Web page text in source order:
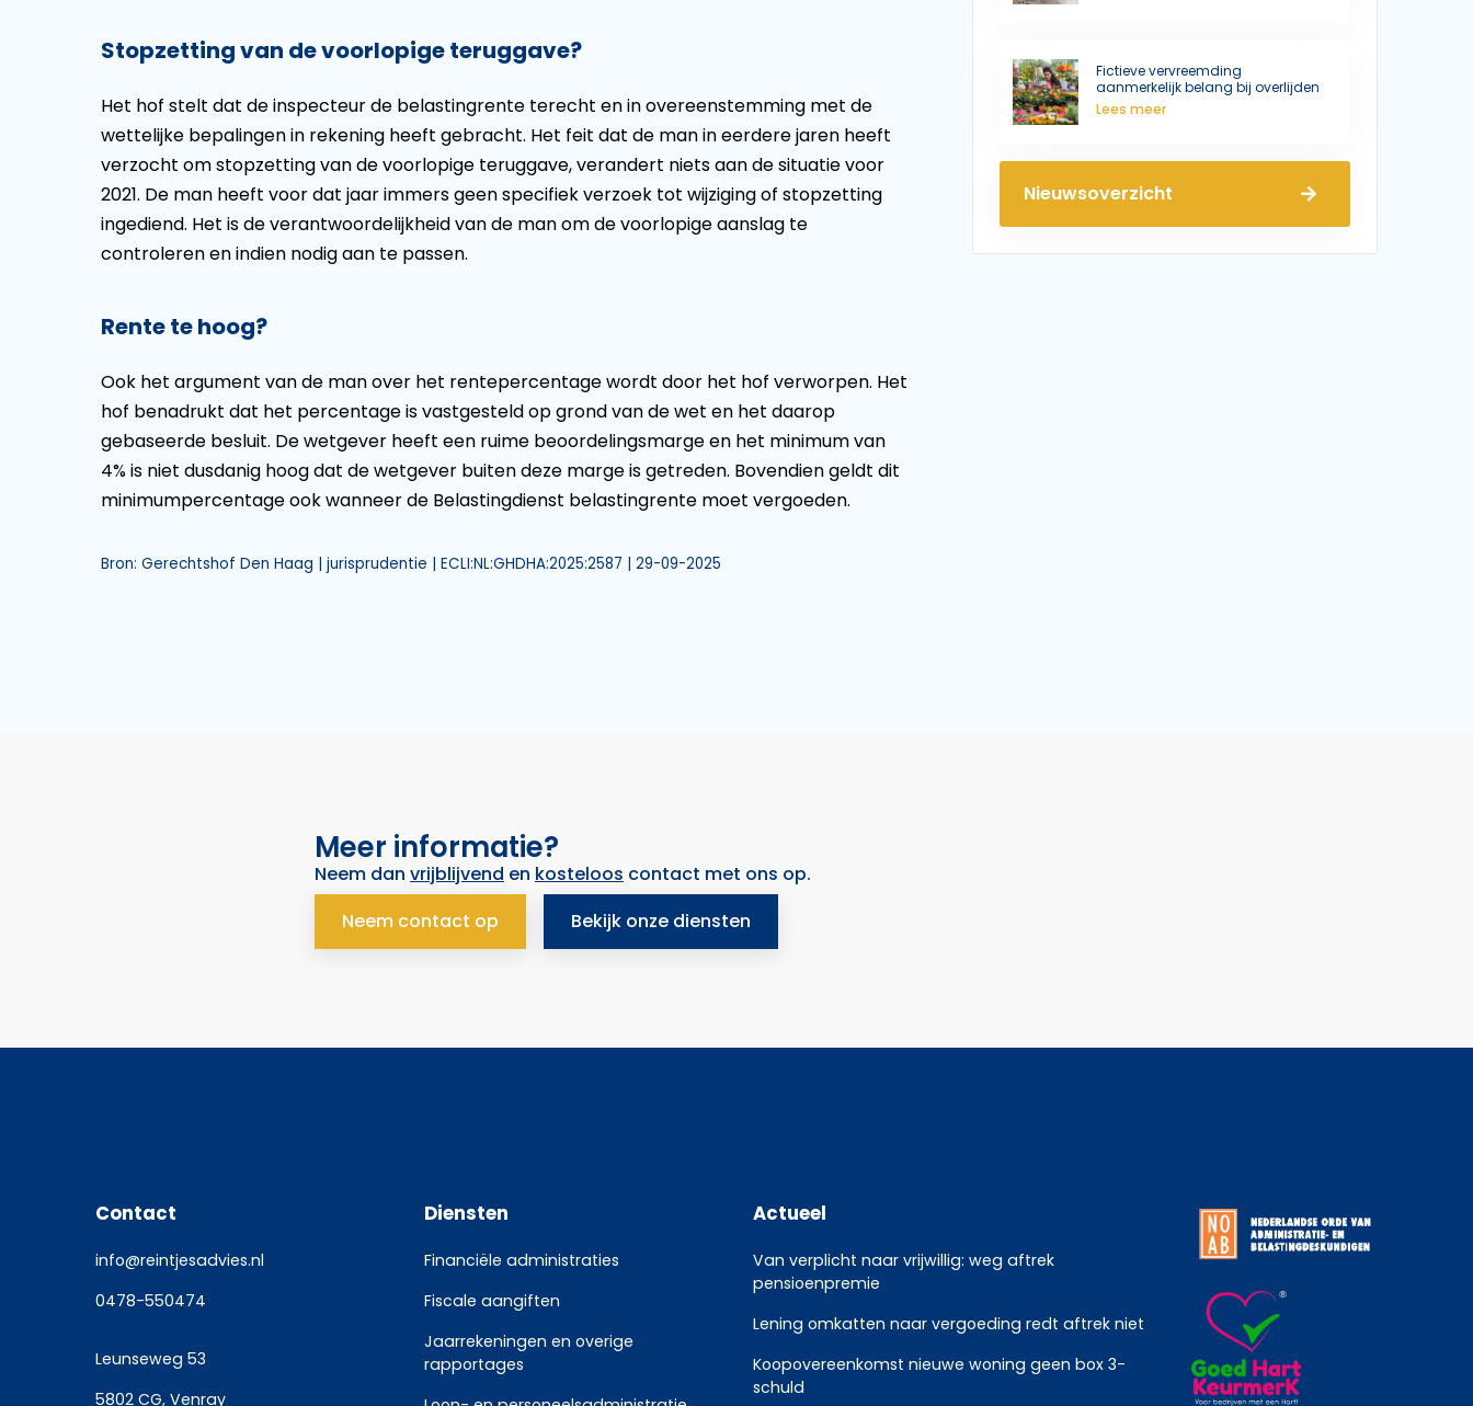
Stopzetting van de voorlopige teruggave?
Het hof stelt dat de inspecteur de belastingrente terecht en in overeenstemming met de
wettelijke bepalingen in rekening heeft gebracht. Het feit dat de man in eerdere jaren heeft
verzocht om stopzetting van de voorlopige teruggave, verandert niets aan de situatie voor
2021. De man heeft voor dat jaar immers geen specifiek verzoek tot wijziging of stopzetting
ingediend. Het is de verantwoordelijkheid van de man om de voorlopige aanslag te
controleren en indien nodig aan te passen.
Rente te hoog?
Ook het argument van de man over het rentepercentage wordt door het hof verworpen. Het
hof benadrukt dat het percentage is vastgesteld op grond van de wet en het daarop
gebaseerde besluit. De wetgever heeft een ruime beoordelingsmarge en het minimum van
4% is niet dusdanig hoog dat de wetgever buiten deze marge is getreden. Bovendien geldt dit
minimumpercentage ook wanneer de Belastingdienst belastingrente moet vergoeden.
Bron: Gerechtshof Den Haag | jurisprudentie | ECLI:NL:GHDHA:2025:2587 | 29-09-2025
Fictieve vervreemding
aanmerkelijk belang bij overlijden
Lees meer
Nieuwsoverzicht
Meer informatie?
Neem dan vrijblijvend en kosteloos contact met ons op.
Neem contact op
Bekijk onze diensten
Contact
info@reintjesadvies.nl
0478-550474
Leunseweg 53
5802 CG, Venray
Diensten
Financiële administraties
Fiscale aangiften
Jaarrekeningen en overige
rapportages
Actueel
Van verplicht naar vrijwillig: weg aftrek
pensioenpremie
Lening omkatten naar vergoeding redt aftrek niet
Koopovereenkomst nieuwe woning geen box 3-
schuld